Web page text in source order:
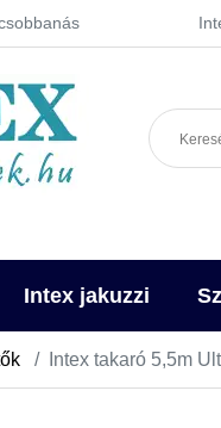
Intex jakuzzi
Intex takaró 5,5m